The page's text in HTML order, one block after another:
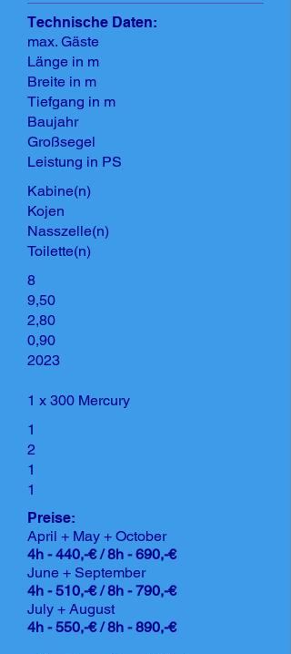
Technische Daten:
max. Gäste
Länge in m
Breite in m
Tiefgang in m
Baujahr
Großsegel
Leistung in PS
Kabine(n)
Kojen
Nasszelle(n)
Toilette(n)
8
9,50
2,80
0,90
2023
1 x 300 Mercury
1
2
1
1
Preise:
April + May + October
4h - 440,-€ / 8h - 690,-€
June + September
4h - 510,-€ / 8h - 790,-€
July + August
4h - 550,-€ / 8h - 890,-€